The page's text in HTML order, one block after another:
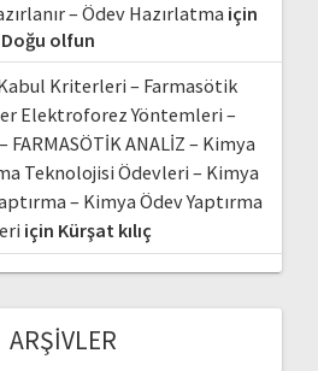
– Ödev Hazırlatma için
Doğu olfun
Kriterleri – Farmasötik
Elektroforez Yöntemleri –
FARMASÖTİK ANALİZ – Kimya
Teknolojisi Ödevleri – Kimya
– Kimya Ödev Yaptırma
için Kürşat kılıç
ARŞIVLER